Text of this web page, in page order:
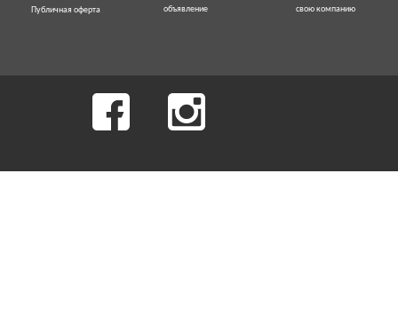
Публичная оферта
объявление
свою компанию